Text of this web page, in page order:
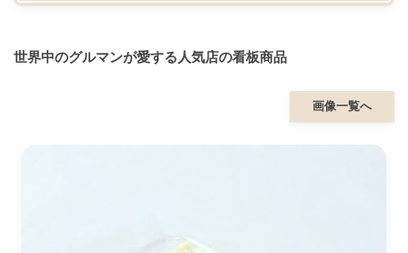
世界中のグルマンが愛する人気店の看板商品
画像一覧へ